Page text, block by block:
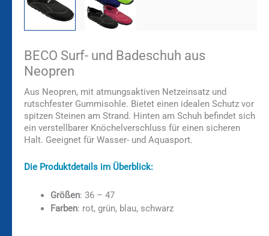
BECO Surf- und Badeschuh aus
Neopren
Aus Neopren, mit atmungsaktiven Netzeinsatz und
rutschfester Gummisohle. Bietet einen idealen Schutz vor
spitzen Steinen am Strand. Hinten am Schuh befindet sich
ein verstellbarer Knöchelverschluss für einen sicheren
Halt. Geeignet für Wasser- und Aquasport.
Die Produktdetails im Überblick:
Größen: 36 – 47
Farben: rot, grün, blau, schwarz